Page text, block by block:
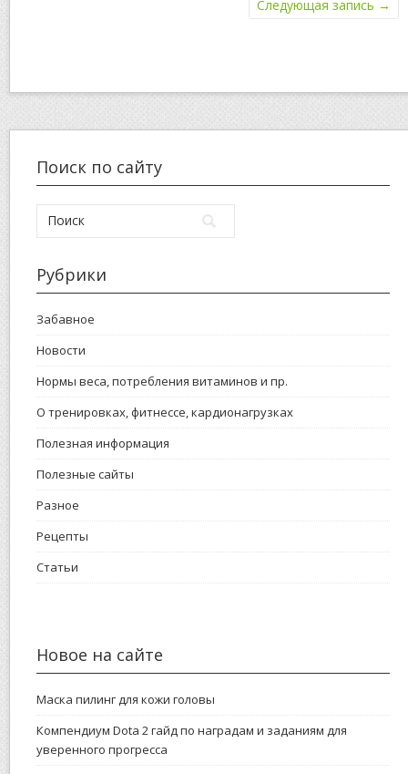
Следующая запись →
Поиск по сайту
Рубрики
Забавное
Новости
Нормы веса, потребления витаминов и пр.
О тренировках, фитнессе, кардионагрузках
Полезная информация
Полезные сайты
Разное
Рецепты
Статьи
Новое на сайте
Маска пилинг для кожи головы
Компендиум Dota 2 гайд по наградам и заданиям для
уверенного прогресса